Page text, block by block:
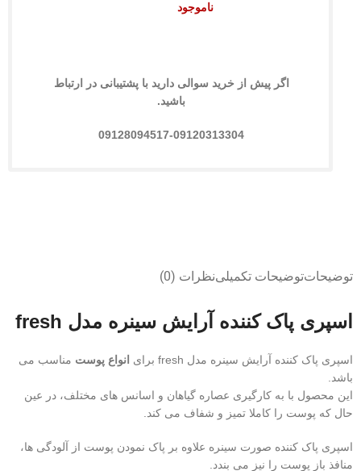
ناموجود
اگر پیش از خرید سوالی دارید با پشتیبانی در ارتباط
باشید.
09128094517-09120313304
توضیحاتتوضیحات تکمیلینظرات (0)
اسپری پاک کننده آرایش سینره مدل fresh
اسپری پاک کننده آرایش سینره مدل fresh برای انواع پوست مناسب می
باشد.
این محصول با به کارگیری عصاره گیاهان و اسانس های مختلف، در عین
حال که پوست را کاملا تمیز و شفاف می کند.
اسپری پاک کننده صورت سینره علاوه بر پاک نمودن پوست از آلودگی ها،
منافذ باز پوست را نیز می بندد.